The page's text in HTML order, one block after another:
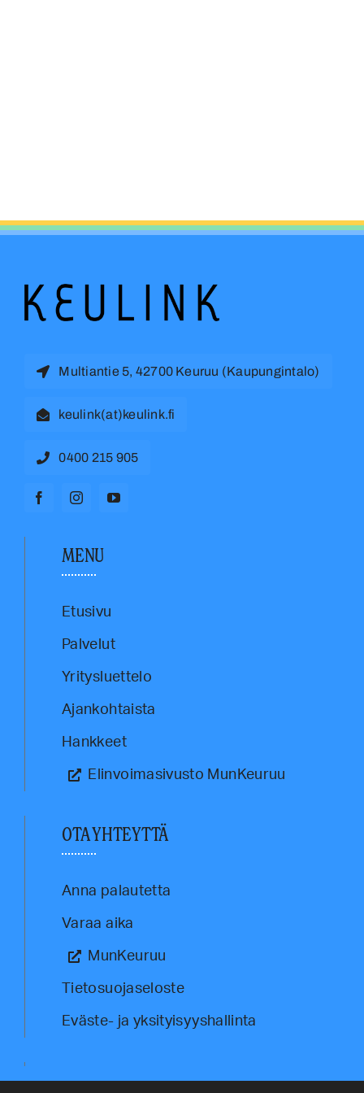
Multiantie 5, 42700 Keuruu (Kaupungintalo)
keulink(at)keulink.fi
0400 215 905
MENU
Etusivu
Palvelut
Yritysluettelo
Ajankohtaista
Hankkeet
Elinvoimasivusto MunKeuruu
OTA YHTEYTTÄ
Anna palautetta
Varaa aika
MunKeuruu
Tietosuojaseloste
Eväste- ja yksityisyyshallinta